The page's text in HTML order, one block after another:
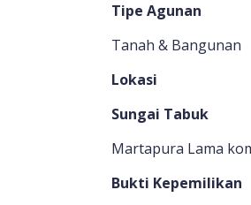
Tipe Agunan
Tanah & Bangunan
Lokasi
Sungai Tabuk
Martapura Lama
Bukti Kepemilikan